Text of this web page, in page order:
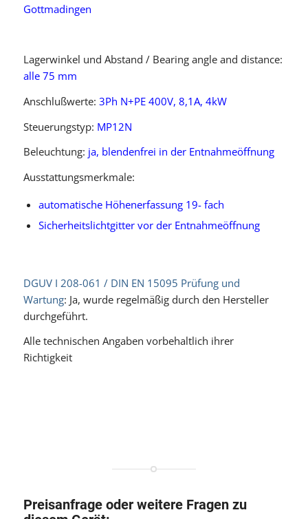
Gottmadingen
Lagerwinkel und Abstand / Bearing angle and distance:
alle 75 mm
Anschlußwerte: 3Ph N+PE 400V, 8,1A, 4kW
Steuerungstyp: MP12N
Beleuchtung: ja, blendenfrei in der Entnahmeöffnung
Ausstattungsmerkmale:
automatische Höhenerfassung 19- fach
Sicherheitslichtgitter vor der Entnahmeöffnung
DGUV I 208-061 / DIN EN 15095 Prüfung und
Wartung: Ja, wurde regelmäßig durch den Hersteller
durchgeführt.
Alle technischen Angaben vorbehaltlich ihrer
Richtigkeit
Preisanfrage oder weitere Fragen zu